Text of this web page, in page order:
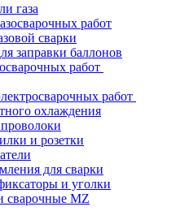
газа
работ
сварки
заправки баллонов
работ
работ
охлаждения
и розетки
для сварки
и уголки
сварочные MZ